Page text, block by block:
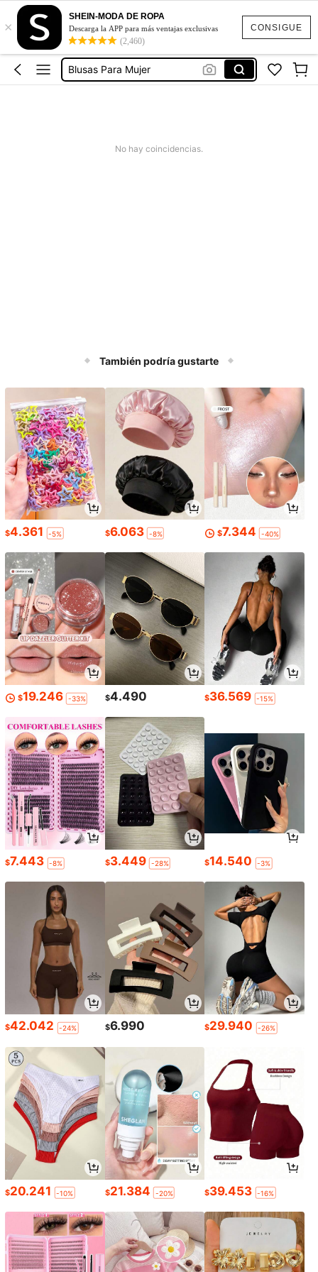
CONSIGUE
×
SHEIN-MODA DE ROPA
Descarga la APP para más ventajas exclusivas
(2,460)
Vestidos
Vestidos Elegantes Para Fiesta
Vestidos De Baño Mujer
Blusas Para Mujer
No hay coincidencias.
También podría gustarte
$4.361 -5% $6.063 -8% $7.344 -40%
$19.246 -33% $4.490 $36.569 -15%
$7.443 -8% $3.449 -28% $14.540 -3%
$42.042 -24% $6.990 $29.940 -26%
$20.241 -10% $21.384 -20% $39.453 -16%